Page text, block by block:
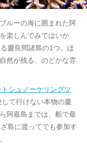
ルーの海に囲まれた阿
楽しんでみてはいか
慶良間諸島の1つ。ほ
然が残る、のどかな雰
シュノーケリングツ
て行けない本物の慶
阿嘉島までは、船で最
島に渡ってでも参加す